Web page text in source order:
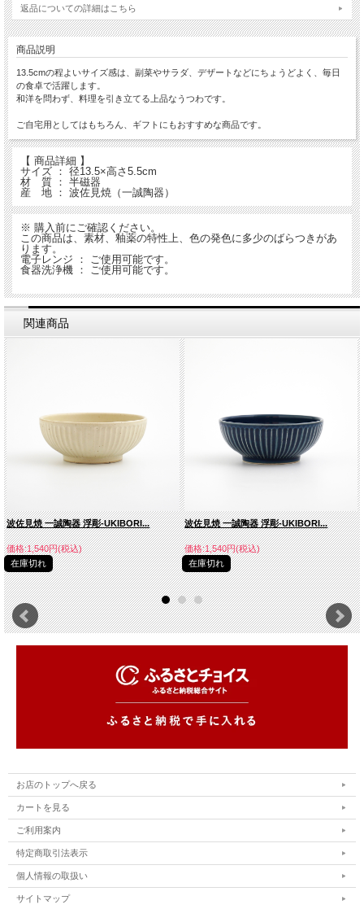
返品についての詳細はこちら
商品説明
13.5cmの程よいサイズ感は、副菜やサラダ、デザートなどにちょうどよく、毎日
の食卓で活躍します。
和洋を問わず、料理を引き立てる上品なうつわです。
ご自宅用としてはもちろん、ギフトにもおすすめな商品です。
【 商品詳細 】
サイズ ： 径13.5×高さ5.5cm
材 質 ： 半磁器
産 地 ： 波佐見焼（一誠陶器）
※ 購入前にご確認ください。
この商品は、素材、釉薬の特性上、色の発色に多少のばらつきがあ
ります。
電子レンジ ： ご使用可能です。
食器洗浄機 ： ご使用可能です。
関連商品
波佐見焼 一誠陶器 浮彫-UKIBORI...
価格:1,540円(税込)
在庫切れ
波佐見焼 一誠陶器 浮彫-UKIBORI...
価格:1,540円(税込)
在庫切れ
お店のトップへ戻る
カートを見る
ご利用案内
特定商取引法表示
個人情報の取扱い
サイトマップ